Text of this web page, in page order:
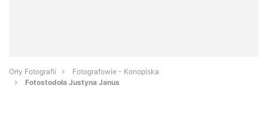
Orły Fotografii
Fotografowie - Konopiska
Fotostodoła Justyna Janus